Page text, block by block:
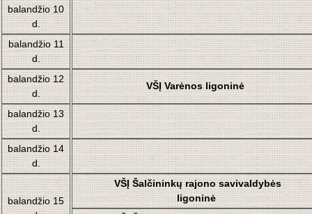
balandžio 10
d.
balandžio 11
d.
balandžio 12
d.
VŠĮ Varėnos ligoninė
balandžio 13
d.
balandžio 14
d.
balandžio 15
VŠĮ Šalčininkų rajono savivaldybės
ligoninė